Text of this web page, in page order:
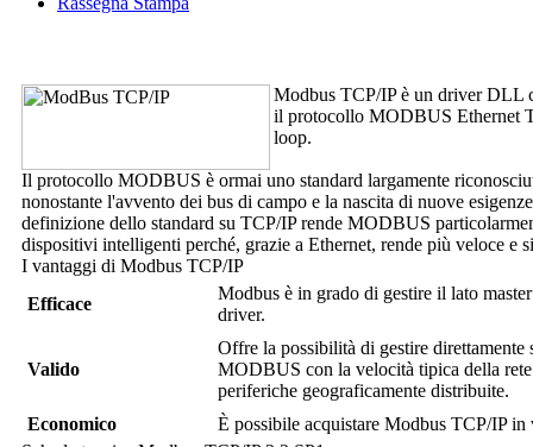
Modbus TCP/IPè un driver DLL
il protocollo MODBUS Ethernet
loop.
Il protocollo MODBUS è ormai uno standard largamente
nonostante l'avvento dei bus di campo e la nascita di nuove
definizione dello standard su TCP/IP rende MODBUS
dispositivi intelligenti perché, grazie a Ethernet, rende più veloce e
I vantaggi di Modbus TCP/IP
Efficace
Modbus è in grado di gestire il lato
driver.
Valido
Offre la possibilità di gestire
MODBUS con la velocità tipica della
periferiche geograficamente distribuite.
Economico
È possibile acquistare Modbus TCP/IPin